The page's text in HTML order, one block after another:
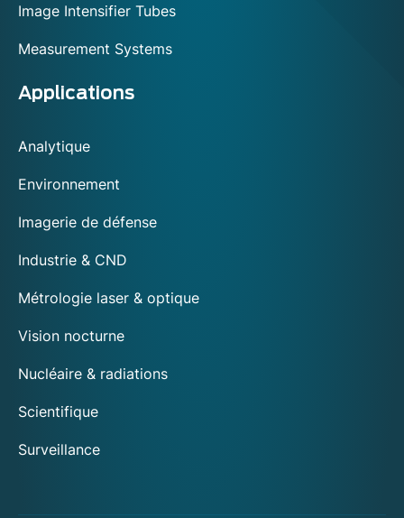
Image Intensifier Tubes
Measurement Systems
Applications
Analytique
Environnement
Imagerie de défense
Industrie & CND
Métrologie laser & optique
Vision nocturne
Nucléaire & radiations
Scientifique
Surveillance